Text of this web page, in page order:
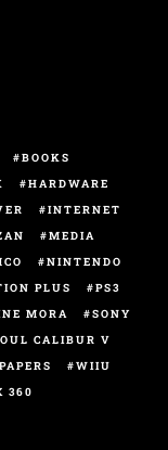
BOOKS
HARDWARE
INTERNET
MEDIA
NINTENDO
PLUS
PS3
MORA
SONY
CALIBUR V
WIIU
360